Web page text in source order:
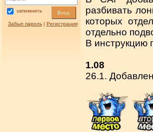
запомнить Вход
Забыл пароль| Регистрация
разбивать
которых
отдельно
В инструкцию
1.08
26.1.